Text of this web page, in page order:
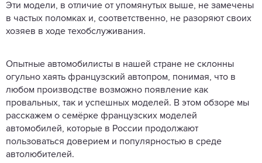
Эти модели, в отличие от упомянутых выше, не замечены
в частых поломках и, соответственно, не разоряют своих
хозяев в ходе техобслуживания.
Опытные автомобилисты в нашей стране не склонны
огульно хаять французский автопром, понимая, что в
любом производстве возможно появление как
провальных, так и успешных моделей. В этом обзоре мы
расскажем о семёрке французских моделей
автомобилей, которые в России продолжают
пользоваться доверием и популярностью в среде
автолюбителей.